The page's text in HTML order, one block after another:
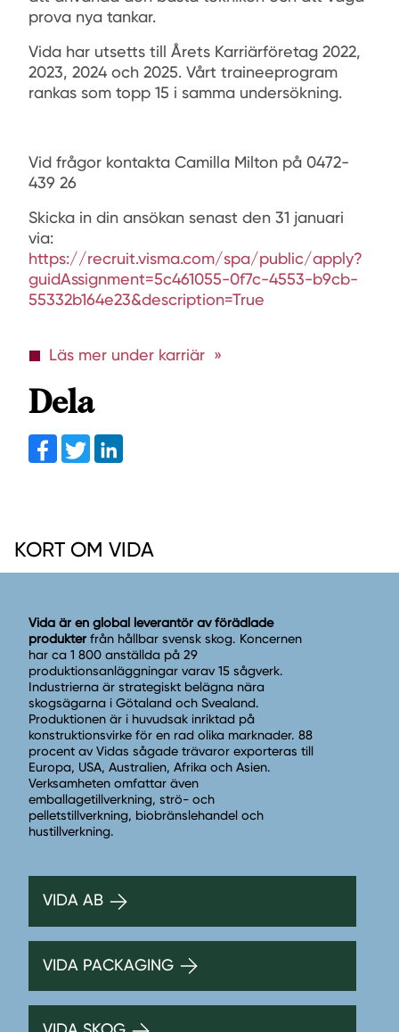
prova nya tankar.
Vida har utsetts till Årets Karriärföretag 2022,
2023, 2024 och 2025. Vårt traineeprogram
rankas som topp 15 i samma undersökning.
Vid frågor kontakta Camilla Milton på 0472-
439 26
Skicka in din ansökan senast den 31 januari
via:
https://recruit.visma.com/spa/public/apply?
guidAssignment=5c461055-0f7c-4553-b9cb-
55332b164e23&description=True
Läs mer under karriär
Dela
Facebook
Twitter
KORT OM VIDA
Vida är en global leverantör av förädlade
produkter från hållbar svensk skog. Koncernen
har ca 1 800 anställda på 29
produktionsanläggningar varav 15 sågverk.
Industrierna är strategiskt belägna nära
skogsägarna i Götaland och Svealand.
Produktionen är i huvudsak inriktad på
konstruktionsvirke för en rad olika marknader. 88
procent av Vidas sågade trävaror exporteras till
Europa, USA, Australien, Afrika och Asien.
Verksamheten omfattar även
emballagetillverkning, strö- och
pelletstillverkning, biobränslehandel och
hustillverkning.
VIDA AB
VIDA PACKAGING